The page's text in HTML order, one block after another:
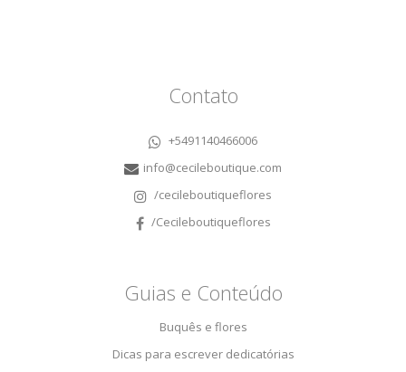
Contato
+5491140466006
info@cecileboutique.com
/cecileboutiqueflores
/Cecileboutiqueflores
Guias e Conteúdo
Buquês e flores
Dicas para escrever dedicatórias